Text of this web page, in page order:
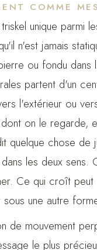
COMME
unique parmi
n'est jamais
ou fondu dans
partent d'un
l'extérieur ou
on le regarde,
quelque chose de
les deux sens.
Ce qui croît
une autre
de mouvement
le plus